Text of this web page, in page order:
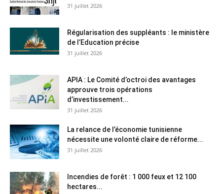
31 juillet 2026
Régularisation des suppléants : le ministère
de l’Education précise
31 juillet 2026
APIA : Le Comité d’octroi des avantages
approuve trois opérations
d’investissement...
31 juillet 2026
La relance de l’économie tunisienne
nécessite une volonté claire de réforme...
31 juillet 2026
Incendies de forêt : 1 000 feux et 12 100
hectares...